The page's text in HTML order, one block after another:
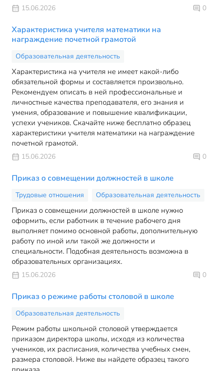
15.06.2026 0
Характеристика учителя математики на
награждение почетной грамотой
Образовательная деятельность
Характеристика на учителя не имеет какой-либо
обязательной формы и составляется произвольно.
Рекомендуем описать в ней профессиональные и
личностные качества преподавателя, его знания и
умения, образование и повышение квалификации,
успехи учеников. Скачайте ниже бесплатно образец
характеристики учителя математики на награждение
почетной грамотой.
15.06.2026 0
Приказ о совмещении должностей в школе
Трудовые отношения Образовательная деятельность
Приказ о совмещении должностей в школе нужно
оформить, если работник в течение рабочего дня
выполняет помимо основной работы, дополнительную
работу по иной или такой же должности и
специальности. Подобная деятельность возможна в
образовательных организациях.
15.06.2026 0
Приказ о режиме работы столовой в школе
Образовательная деятельность
Режим работы школьной столовой утверждается
приказом директора школы, исходя из количества
учеников, их расписания, количества учебных смен,
размера столовой. Ниже вы найдете образец такого